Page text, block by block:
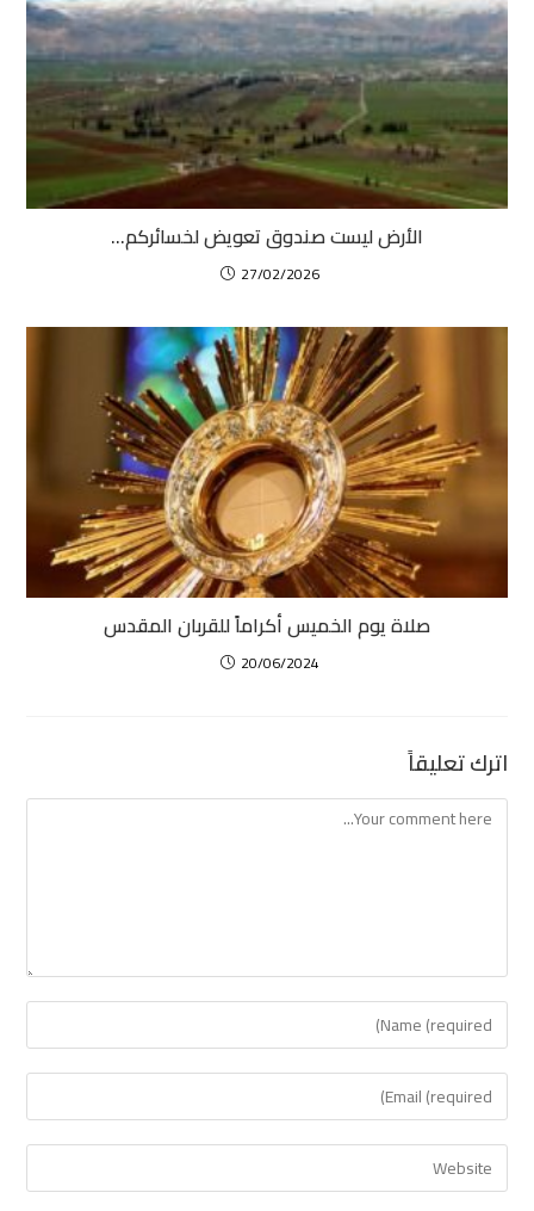
الأرض ليست صندوق تعويض لخسائركم…
27/02/2026
صلاة يوم الخميس أكراماً للقربان المقدس
20/06/2024
اترك تعليقاً